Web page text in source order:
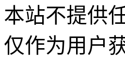
本站不提供
仅作为用户